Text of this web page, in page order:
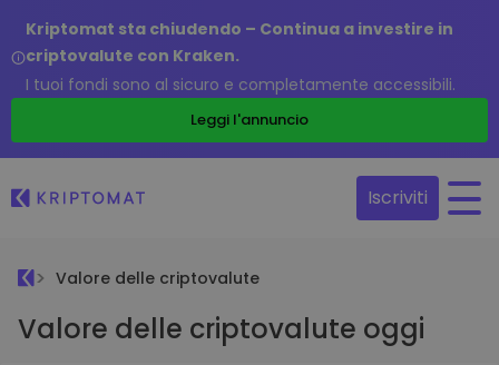
Kriptomat sta chiudendo – Continua a investire in
criptovalute con Kraken.
I tuoi fondi sono al sicuro e completamente accessibili.
Leggi l'annuncio
Iscriviti
Valore delle criptovalute
Valore delle criptovalute oggi